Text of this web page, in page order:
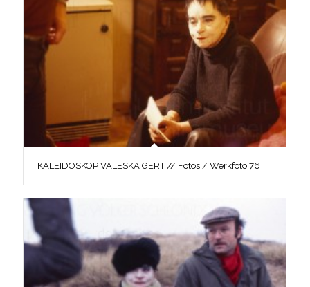
KALEIDOSKOP VALESKA GERT // Fotos / Werkfoto 76